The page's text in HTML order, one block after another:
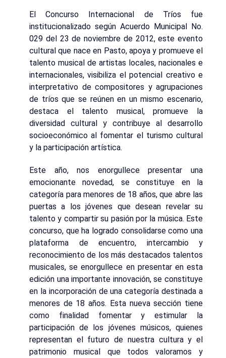
El Concurso Internacional de Tríos fue
institucionalizado según Acuerdo Municipal No.
029 del 23 de noviembre de 2012, este evento
cultural que nace en Pasto, apoya y promueve el
talento musical de artistas locales, nacionales e
internacionales, visibiliza el potencial creativo e
interpretativo de compositores y agrupaciones
de tríos que se reúnen en un mismo escenario,
destaca el talento musical, promueve la
diversidad cultural y contribuye al desarrollo
socioeconómico al fomentar el turismo cultural
y la participación artística.
Este año, nos enorgullece presentar una
emocionante novedad, se constituye en la
categoría para menores de 18 años, que abre las
puertas a los jóvenes que desean revelar su
talento y compartir su pasión por la música. Este
concurso, que ha logrado consolidarse como una
plataforma de encuentro, intercambio y
reconocimiento de los más destacados talentos
musicales, se enorgullece en presentar en esta
edición una importante innovación, se constituye
en la incorporación de una categoría destinada a
menores de 18 años. Esta nueva sección tiene
como finalidad fomentar y estimular la
participación de los jóvenes músicos, quienes
representan el futuro de nuestra cultura y el
patrimonio musical que todos valoramos y